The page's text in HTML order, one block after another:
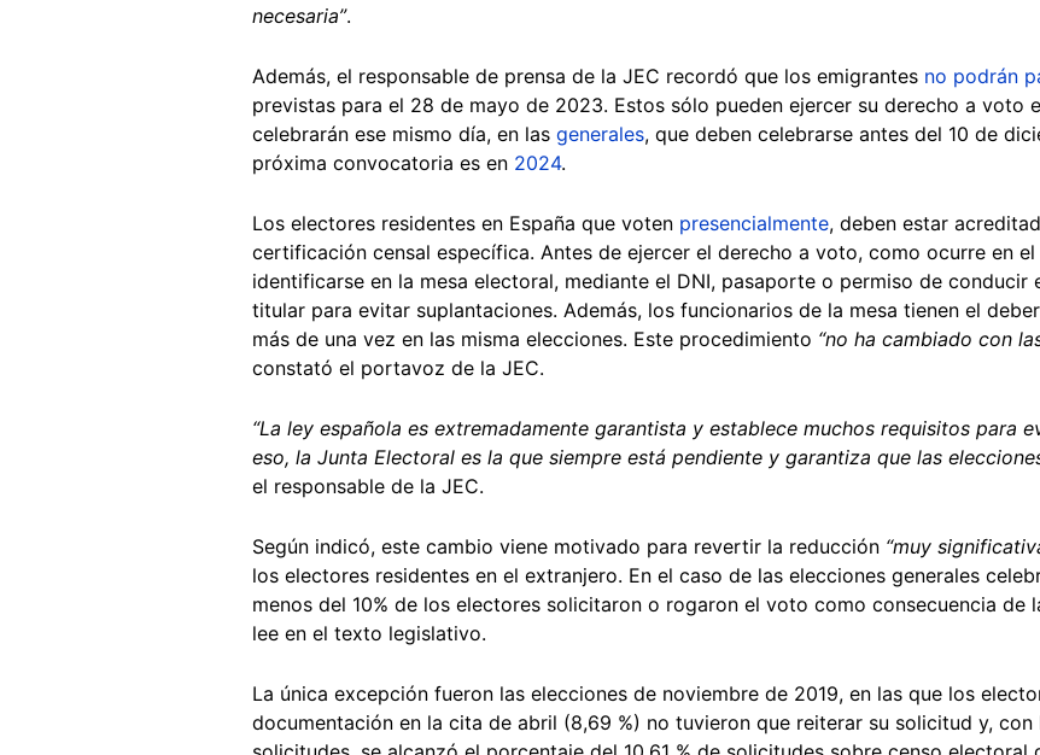
necesaria”.
Además, el responsable de prensa de la JEC recordó que los emigrantes no podrán
previstas para el 28 de mayo de 2023. Estos sólo pueden ejercer su derecho a voto
celebrarán ese mismo día, en las generales, que deben celebrarse antes del 10 de
próxima convocatoria es en 2024.
Los electores residentes en España que voten presencialmente, deben estar
certificación censal específica. Antes de ejercer el derecho a voto, como ocurre en
identificarse en la mesa electoral, mediante el DNI, pasaporte o permiso de
titular para evitar suplantaciones. Además, los funcionarios de la mesa tienen el
más de una vez en las misma elecciones. Este procedimiento “no ha cambiado con
constató el portavoz de la JEC.
“La ley española es extremadamente garantista y establece muchos requisitos para
eso, la Junta Electoral es la que siempre está pendiente y garantiza que las
el responsable de la JEC.
Según indicó, este cambio viene motivado para revertir la reducción “muy
los electores residentes en el extranjero. En el caso de las elecciones generales
menos del 10% de los electores solicitaron o rogaron el voto como consecuencia de
lee en el texto legislativo.
La única excepción fueron las elecciones de noviembre de 2019, en las que los
documentación en la cita de abril (8,69 %) no tuvieron que reiterar su solicitud y, con